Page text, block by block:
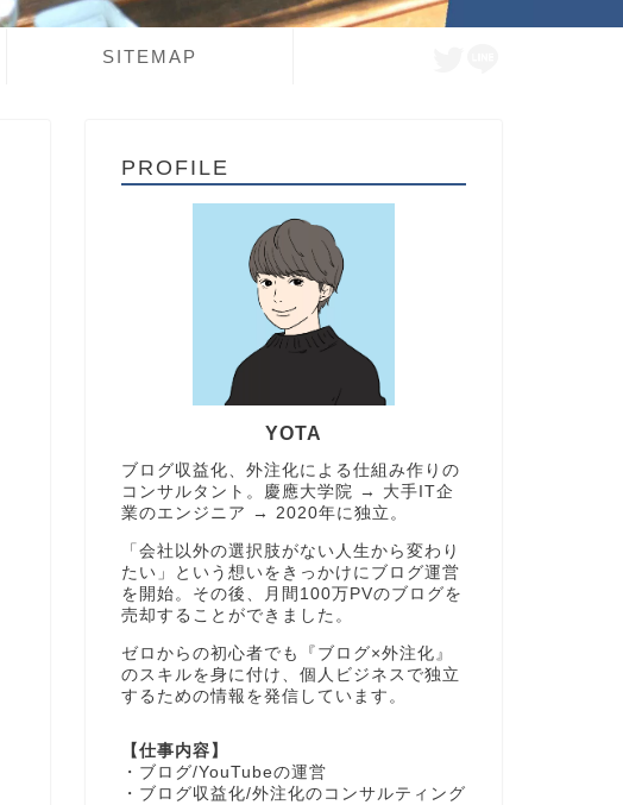
SITEMAP
PROFILE
YOTA
ブログ収益化、外注化による仕組み作りの
コンサルタント。慶應大学院 → 大手IT企
業のエンジニア → 2020年に独立。
「会社以外の選択肢がない人生から変わり
たい」という想いをきっかけにブログ運営
を開始。その後、月間100万PVのブログを
売却することができました。
ゼロからの初心者でも『ブログ×外注化』
のスキルを身に付け、個人ビジネスで独立
するための情報を発信しています。
【仕事内容】
・ブログ/YouTubeの運営
・ブログ収益化/外注化のコンサルティング